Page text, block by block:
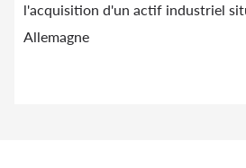
l'acquisition d'un actif industriel
Allemagne